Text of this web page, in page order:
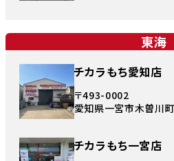
東海
チカラもち愛知店
〒493-0002
愛知県一宮市木曽川
チカラもち一宮店